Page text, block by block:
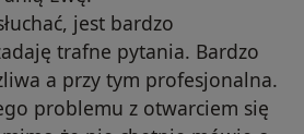
jest bardzo
trafne pytania. Bardzo
a przy tym profesjonalna.
problemu z otwarciem się